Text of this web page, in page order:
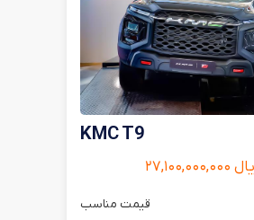
KMC T9
قیمت مناسب